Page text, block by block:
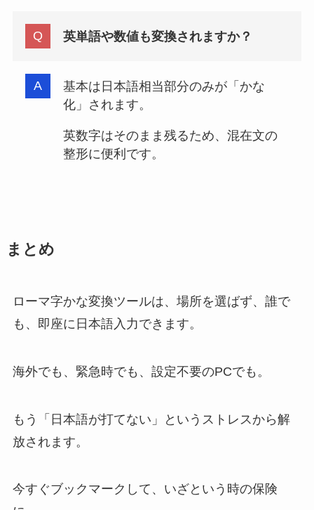
英単語や数値も変換されますか？
基本は日本語相当部分のみが「かな
化」されます。
英数字はそのまま残るため、混在文の
整形に便利です。
まとめ
ローマ字かな変換ツールは、場所を選ばず、誰で
も、即座に日本語入力できます。
海外でも、緊急時でも、設定不要のPCでも。
もう「日本語が打てない」というストレスから解
放されます。
今すぐブックマークして、いざという時の保険